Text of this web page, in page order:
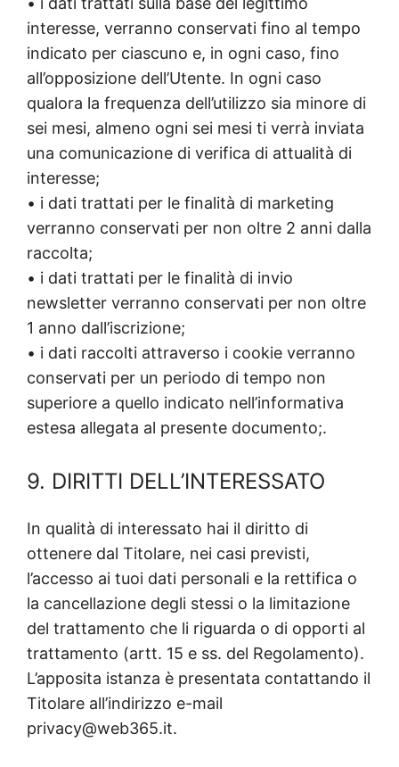
interesse, verranno conservati fino al tempo
indicato per ciascuno e, in ogni caso, fino
all’opposizione dell’Utente. In ogni caso
qualora la frequenza dell’utilizzo sia minore di
sei mesi, almeno ogni sei mesi ti verrà inviata
una comunicazione di verifica di attualità di
interesse;
• i dati trattati per le finalità di marketing
verranno conservati per non oltre 2 anni dalla
raccolta;
• i dati trattati per le finalità di invio
newsletter verranno conservati per non oltre
1 anno dall’iscrizione;
• i dati raccolti attraverso i cookie verranno
conservati per un periodo di tempo non
superiore a quello indicato nell’informativa
estesa allegata al presente documento;.
9. DIRITTI DELL’INTERESSATO
In qualità di interessato hai il diritto di
ottenere dal Titolare, nei casi previsti,
l’accesso ai tuoi dati personali e la rettifica o
la cancellazione degli stessi o la limitazione
del trattamento che li riguarda o di opporti al
trattamento (artt. 15 e ss. del Regolamento).
L’apposita istanza è presentata contattando il
Titolare all’indirizzo e-mail
privacy@web365.it.